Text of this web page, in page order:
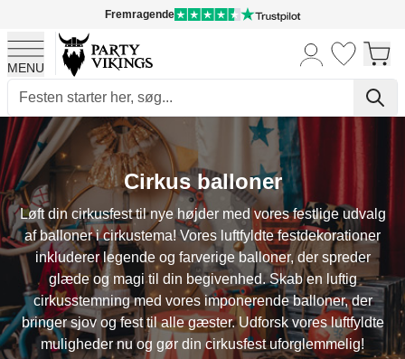
Fremragende
MENU
Skip to Content
Cirkus balloner
Løft din cirkusfest til nye højder med vores festlige udvalg
af balloner i cirkustema! Vores luftfyldte festdekorationer
inkluderer legende og farverige balloner, der spreder
glæde og magi til din begivenhed. Skab en luftig
cirkusstemning med vores imponerende balloner, der
bringer sjov og fest til alle gæster. Udforsk vores luftfyldte
muligheder nu og gør din cirkusfest uforglemmelig!